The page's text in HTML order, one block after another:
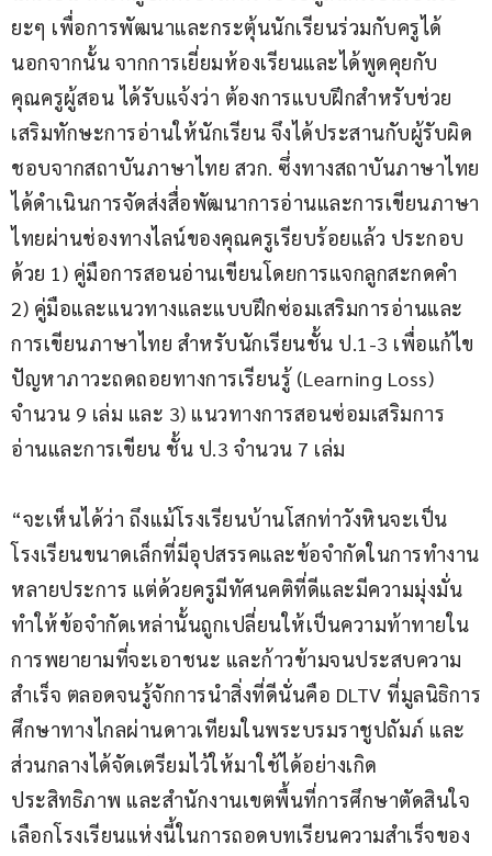
ยะๆ เพื่อการพัฒนาและกระตุ้นนักเรียนร่วมกับครูได้
นอกจากนั้น จากการเยี่ยมห้องเรียนและได้พูดคุยกับ
คุณครูผู้สอน ได้รับแจ้งว่า ต้องการแบบฝึกสำหรับช่วย
เสริมทักษะการอ่านให้นักเรียน จึงได้ประสานกับผู้รับผิด
ชอบจากสถาบันภาษาไทย สวก. ซึ่งทางสถาบันภาษาไทย
ได้ดำเนินการจัดส่งสื่อพัฒนาการอ่านและการเขียนภาษา
ไทยผ่านช่องทางไลน์ของคุณครูเรียบร้อยแล้ว ประกอบ
ด้วย 1) คู่มือการสอนอ่านเขียนโดยการแจกลูกสะกดคำ
2) คู่มือและแนวทางและแบบฝึกซ่อมเสริมการอ่านและ
การเขียนภาษาไทย สำหรับนักเรียนชั้น ป.1-3 เพื่อแก้ไข
ปัญหาภาวะถดถอยทางการเรียนรู้ (Learning Loss)
จำนวน 9 เล่ม และ 3) แนวทางการสอนซ่อมเสริมการ
อ่านและการเขียน ชั้น ป.3 จำนวน 7 เล่ม
“จะเห็นได้ว่า ถึงแม้โรงเรียนบ้านโสกท่าวังหินจะเป็น
โรงเรียนขนาดเล็กที่มีอุปสรรคและข้อจำกัดในการทำงาน
หลายประการ แต่ด้วยครูมีทัศนคติที่ดีและมีความมุ่งมั่น
ทำให้ข้อจำกัดเหล่านั้นถูกเปลี่ยนให้เป็นความท้าทายใน
การพยายามที่จะเอาชนะ และก้าวข้ามจนประสบความ
สำเร็จ ตลอดจนรู้จักการนำสิ่งที่ดีนั่นคือ DLTV ที่มูลนิธิการ
ศึกษาทางไกลผ่านดาวเทียมในพระบรมราชูปถัมภ์ และ
ส่วนกลางได้จัดเตรียมไว้ให้มาใช้ได้อย่างเกิด
ประสิทธิภาพ และสำนักงานเขตพื้นที่การศึกษาตัดสินใจ
เลือกโรงเรียนแห่งนี้ในการถอดบทเรียนความสำเร็จของ